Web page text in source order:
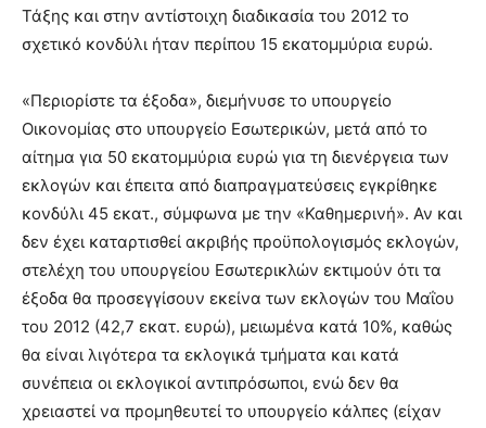
Τάξης και στην αντίστοιχη διαδικασία του 2012 το
σχετικό κονδύλι ήταν περίπου 15 εκατομμύρια ευρώ.
«Περιορίστε τα έξοδα», διεμήνυσε το υπουργείο
Οικονομίας στο υπουργείο Εσωτερικών, μετά από το
αίτημα για 50 εκατομμύρια ευρώ για τη διενέργεια των
εκλογών και έπειτα από διαπραγματεύσεις εγκρίθηκε
κονδύλι 45 εκατ., σύμφωνα με την «Καθημερινή». Αν και
δεν έχει καταρτισθεί ακριβής προϋπολογισμός εκλογών,
στελέχη του υπουργείου Εσωτερικλών εκτιμούν ότι τα
έξοδα θα προσεγγίσουν εκείνα των εκλογών του Μαΐου
του 2012 (42,7 εκατ. ευρώ), μειωμένα κατά 10%, καθώς
θα είναι λιγότερα τα εκλογικά τμήματα και κατά
συνέπεια οι εκλογικοί αντιπρόσωποι, ενώ δεν θα
χρειαστεί να προμηθευτεί το υπουργείο κάλπες (είχαν